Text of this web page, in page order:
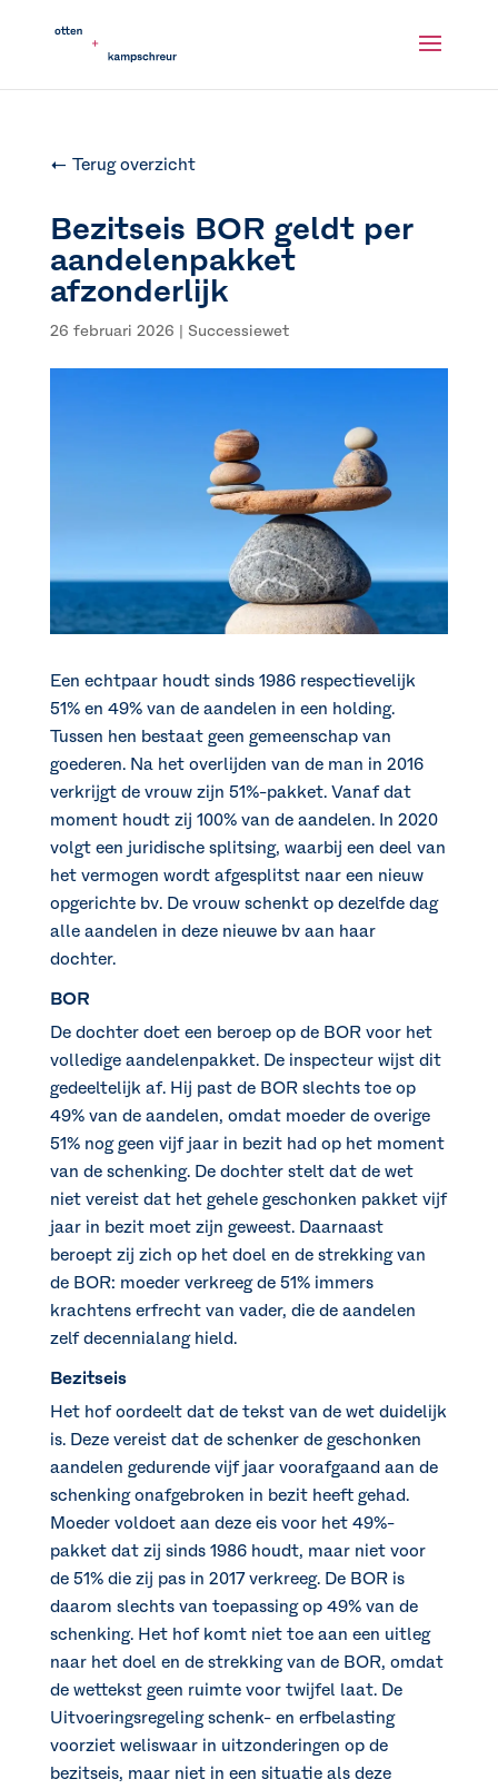
← Terug overzicht
Bezitseis BOR geldt per
aandelenpakket
afzonderlijk
26 februari 2026 | Successiewet
Een echtpaar houdt sinds 1986 respectievelijk
51% en 49% van de aandelen in een holding.
Tussen hen bestaat geen gemeenschap van
goederen. Na het overlijden van de man in 2016
verkrijgt de vrouw zijn 51%-pakket. Vanaf dat
moment houdt zij 100% van de aandelen. In 2020
volgt een juridische splitsing, waarbij een deel van
het vermogen wordt afgesplitst naar een nieuw
opgerichte bv. De vrouw schenkt op dezelfde dag
alle aandelen in deze nieuwe bv aan haar
dochter.
BOR
De dochter doet een beroep op de BOR voor het
volledige aandelenpakket. De inspecteur wijst dit
gedeeltelijk af. Hij past de BOR slechts toe op
49% van de aandelen, omdat moeder de overige
51% nog geen vijf jaar in bezit had op het moment
van de schenking. De dochter stelt dat de wet
niet vereist dat het gehele geschonken pakket vijf
jaar in bezit moet zijn geweest. Daarnaast
beroept zij zich op het doel en de strekking van
de BOR: moeder verkreeg de 51% immers
krachtens erfrecht van vader, die de aandelen
zelf decennialang hield.
Bezitseis
Het hof oordeelt dat de tekst van de wet duidelijk
is. Deze vereist dat de schenker de geschonken
aandelen gedurende vijf jaar voorafgaand aan de
schenking onafgebroken in bezit heeft gehad.
Moeder voldoet aan deze eis voor het 49%-
pakket dat zij sinds 1986 houdt, maar niet voor
de 51% die zij pas in 2017 verkreeg. De BOR is
daarom slechts van toepassing op 49% van de
schenking. Het hof komt niet toe aan een uitleg
naar het doel en de strekking van de BOR, omdat
de wettekst geen ruimte voor twijfel laat. De
Uitvoeringsregeling schenk- en erfbelasting
voorziet weliswaar in uitzonderingen op de
bezitseis, maar niet in een situatie als deze